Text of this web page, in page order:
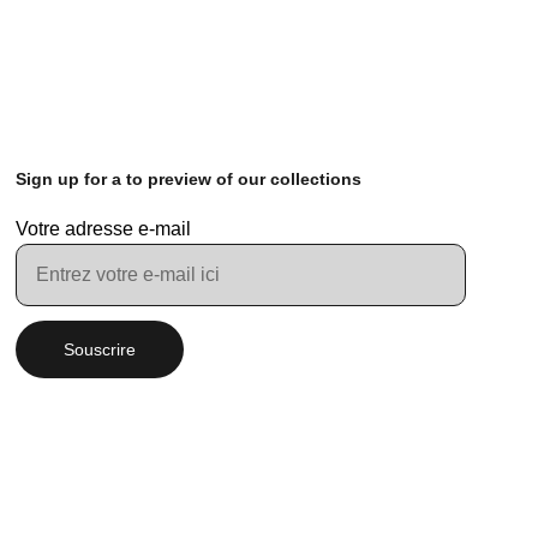
Sign up for a to preview of our collections
Votre adresse e-mail
Souscrire